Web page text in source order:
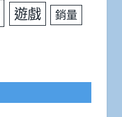
遊戲 銷量